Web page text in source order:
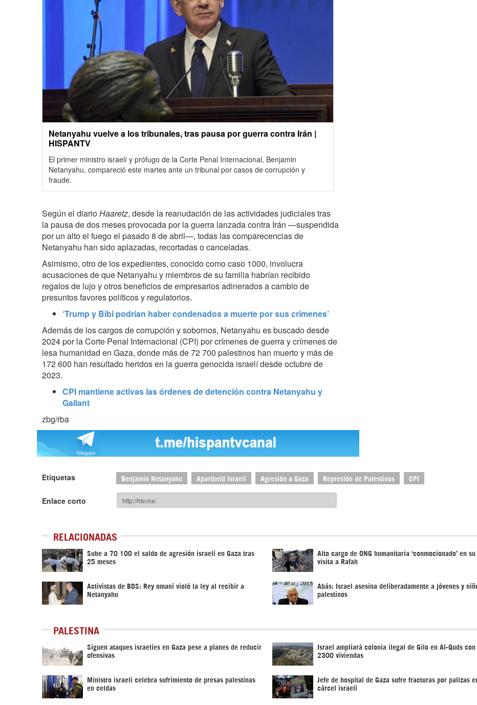
Netanyahu vuelve a los tribunales, tras pausa por guerra contra Irán |
HISPANTV
El primer ministro israelí y prófugo de la Corte Penal Internacional, Benjamin
Netanyahu, compareció este martes ante un tribunal por casos de corrupción y
fraude.
Según el diarioHaaretz, desde la reanudación de las actividades judiciales tras
la pausa de dos meses provocada por la guerra lanzada contra Irán —suspendida
por un alto el fuego el pasado 8 de abril—, todas las comparecencias de
Netanyahu han sido aplazadas, recortadas o canceladas.
Asimismo, otro de los expedientes, conocido como caso 1000, involucra
acusaciones de que Netanyahu y miembros de su familia habrían recibido
regalos de lujo y otros beneficios de empresarios adinerados a cambio de
presuntos favores políticos y regulatorios.
‘Trump y Bibi podrían haber condenados a muerte por sus crímenes’
Además de los cargos de corrupción y sobornos, Netanyahu es buscado desde
2024 por la Corte Penal Internacional (CPI) por crímenes de guerra y crímenes de
lesa humanidad en Gaza, donde más de 72 700 palestinos han muerto y más de
172 600 han resultado heridos en la guerra genocida israelí desde octubre de
2023.
CPI mantiene activas las órdenes de detención contra Netanyahu y
Gallant
zbg/rba
Etiquetas Benjamín Netanyahu Apartheid Israelí Agresión a Gaza Represión de Palestinos CPI
Enlace corto
RELACIONADAS
Sube a 70 100 el saldo de agresión israelí en Gaza tras
25 meses
Alto cargo de ONG humanitaria ‘conmocionado’ en su
visita a Rafah
Activistas de BDS: Rey omaní violó la ley al recibir a
Netanyahu
Abás: Israel asesina deliberadamente a jóvenes y
palestinos
PALESTINA
Siguen ataques israelíes en Gaza pese a planes de reducir
ofensivas
Israel ampliará colonia ilegal de Gilo en Al-Quds con
2300 viviendas
Ministro israelí celebra sufrimiento de presas palestinas
en celdas
Jefe de hospital de Gaza sufre fracturas por palizas
cárcel israelí